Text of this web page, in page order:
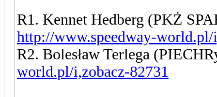
R1. Kennet Hedberg (PKŻ
http://www.speedway-world.pl/
R2. Bolesław Terlega
world.pl/i,zobacz-82731